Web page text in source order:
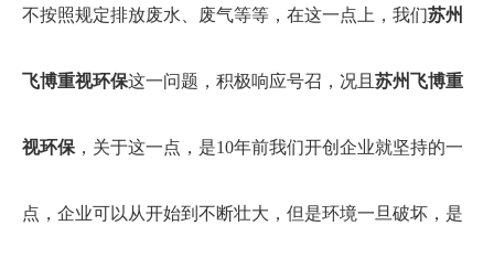
不按照规定排放废水、废气等等，在这一点上，我们苏州
飞博重视环保这一问题，积极响应号召，况且 苏州飞博重
视环保，关于这一点，是10年前我们开创企业就坚持的一
点，企业可以从开始到不断壮大，但是环境一旦破坏，是